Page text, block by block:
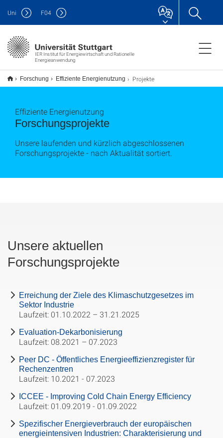
IER Institut für Energiewirtschaft und Rationelle
Energieanwendung
Uni F04
Forschung Effiziente Energienutzung Projekte
Forschungsprojekte
Effiziente Energienutzung
Unsere laufenden und kürzlich abgeschlossenen
Forschungsprojekte - nach Aktualität sortiert.
Unsere aktuellen
Forschungsprojekte
Erreichung der Ziele des Klimaschutzgesetzes im
Sektor Industrie
Laufzeit: 01.10.2022 – 31.21.2025
Evaluation-Dekarbonisierung
Laufzeit: 08.2021 – 07.2023
Peer DC - Öffentliches Energieeffizienzregister für
Rechenzentren
Laufzeit: 10.2021 - 07.2023
ICCEE - Improving Cold Chain Energy Efficiency
Laufzeit: 01.09.2019 - 01.09.2022
Spezifischer Energieverbrauch der europäischen
energieintensiven Industrien: Charakterisierung und